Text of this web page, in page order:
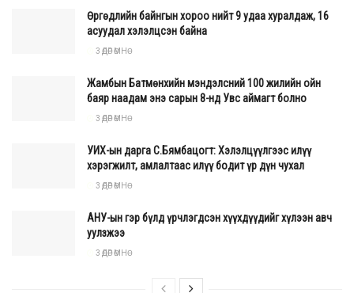
Гэхдээ авлигатай тэмцэхэд ийм алхам хийхээс өөр арга
Ерөнхий сайдад байгаагүй.
Өргөдлийн байнгын хороо нийт 9 удаа хуралдаж, 16
асуудал хэлэлцсэн байна
3 ӨДӨР ӨМНӨ
Жамбын Батмөнхийн мэндэлсний 100 жилийн ойн
баяр наадам энэ сарын 8-нд Увс аймагт болно
3 ӨДӨР ӨМНӨ
УИХ-ын дарга С.Бямбацогт: Хэлэлцүүлгээс илүү
хэрэгжилт, амлалтаас илүү бодит үр дүн чухал
3 ӨДӨР ӨМНӨ
АНУ-ын гэр бүлд үрчлэгдсэн хүүхдүүдийг хүлээн авч
уулзжээ
3 ӨДӨР ӨМНӨ